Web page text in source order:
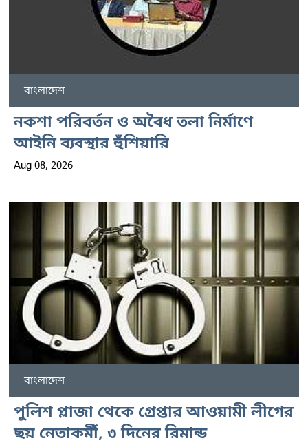
বাংলাদেশ
নকশা পরিবর্তন ও অবৈধ তলা নির্মাণে
আইনি ব্যবস্থার হুঁশিয়ারি
Aug 08, 2026
বাংলাদেশ
পুলিশ প্লাজা থেকে গ্রেপ্তার আওয়ামী লীগের
ছয় নেতাকর্মী, ৩ দিনের রিমান্ড